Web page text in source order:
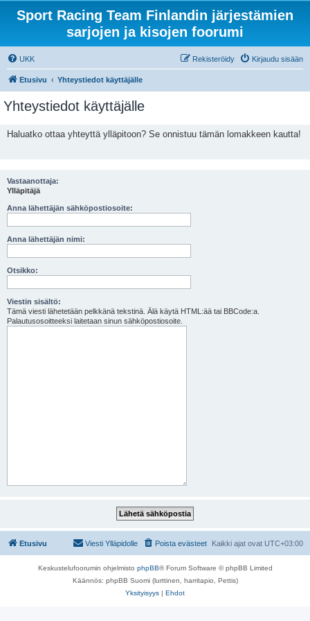
Sport Racing Team Finlandin järjestämien
sarjojen ja kisojen foorumi
UKK Kirjaudu sisään
Rekisteröidy
Etusivu Yhteystiedot käyttäjälle
Yhteystiedot käyttäjälle
Haluatko ottaa yhteyttä ylläpitoon? Se onnistuu tämän lomakkeen kautta!
Vastaanottaja:
Ylläpitäjä
Anna lähettäjän sähköpostiosoite:
Anna lähettäjän nimi:
Otsikko:
Viestin sisältö:
Tämä viesti lähetetään pelkkänä tekstinä. Älä käytä HTML:ää tai BBCode:a.
Palautusosoitteeksi laitetaan sinun sähköpostiosoite.
Etusivu Kaikki ajat ovat UTC+03:00
Poista evästeet
Viesti Ylläpidolle
Keskustelufoorumin ohjelmisto phpBB® Forum Software © phpBB Limited
Käännös: phpBB Suomi (lurttinen, harritapio, Pettis)
Yksityisyys | Ehdot